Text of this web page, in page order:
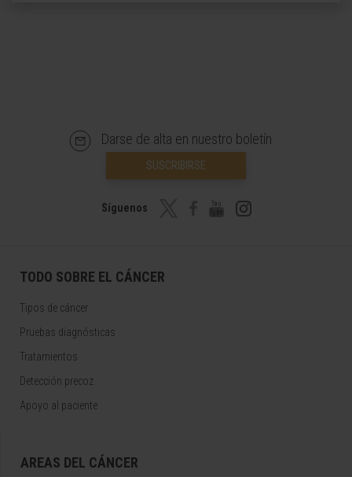
Darse de alta en nuestro boletín
SUSCRIBIRSE
Síguenos
TODO SOBRE EL CÁNCER
Tipos de cáncer
Pruebas diagnósticas
Tratamientos
Detección precoz
Apoyo al paciente
AREAS DEL CÁNCER